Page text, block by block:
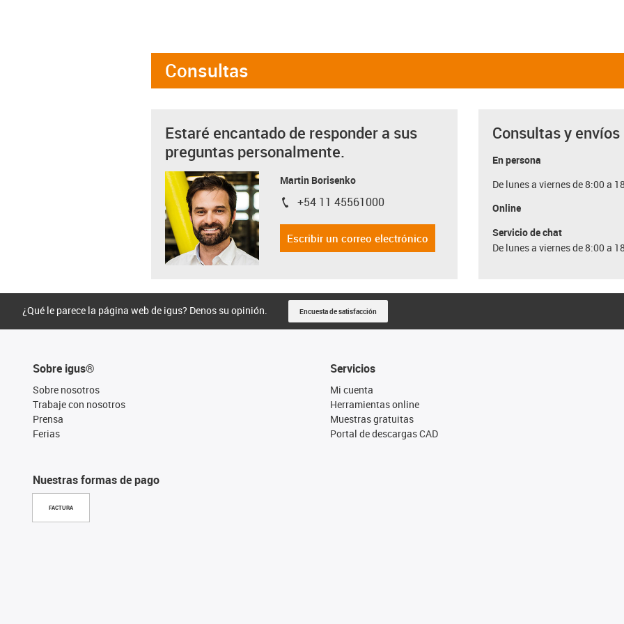
Consultas
Estaré encantado de responder a sus
preguntas personalmente.
Martin Borisenko
igus-icon-phone
+54 11 45561000
Escribir un correo electrónico
Consultas y envíos
En persona
De lunes a viernes de 8:00 a
Online
Servicio de chat
De lunes a viernes de 8:00 a
¿Qué le parece la página web de igus? Denos su opinión. Encuesta de satisfacción
Sobre igus®
Sobre nosotros
Trabaje con nosotros
Prensa
Ferias
Nuestras formas de pago
FACTURA
Servicios
Mi cuenta
Herramientas online
Muestras gratuitas
Portal de descargas CAD